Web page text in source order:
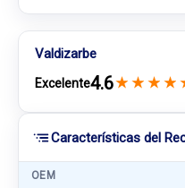
Características del
OEM
Valdizarbe
Excelente4.6★ ★ ★ ★